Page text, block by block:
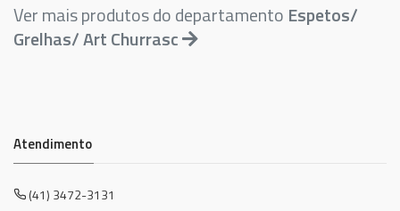
Ver mais produtos do departamento Espetos/
Grelhas/ Art Churrasc
Atendimento
(41) 3472-3131